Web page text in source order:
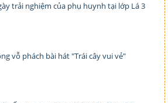
trải nghiệm của phụ huynh tại lớp Lá 3
vỗ phách bài hát "Trái cây vui vẻ"